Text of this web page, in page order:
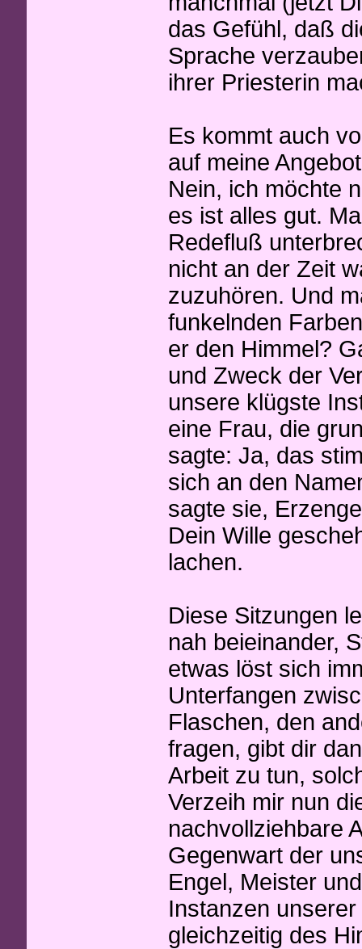
das Gefühl, daß
Sprache
ihrer Priesterin
Es kommt auch
auf meine
Nein, ich möchte
es ist alles gut.
Redefluß
nicht an der Zeit
zuzuhören. Und
funkelnden
er den Himmel?
und Zweck der
unsere klügste
eine Frau, die
sagte: Ja, das
sich an den
sagte sie,
Dein Wille
lachen.
Diese Sitzungen
nah beieinander,
etwas löst sich
Unterfangen
Flaschen, den
fragen, gibt dir
Arbeit zu tun,
Verzeih mir nun
nachvollziehbare
Gegenwart der
Engel, Meister
Instanzen
gleichzeitig des